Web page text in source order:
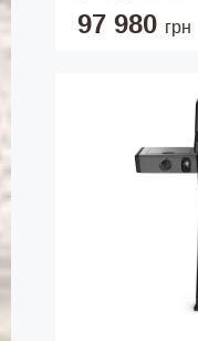
97 980 грн